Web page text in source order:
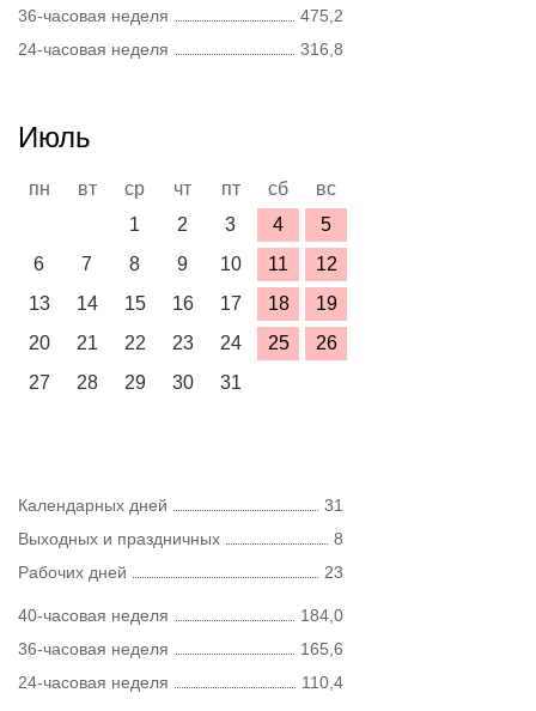
36-часовая неделя
475,2
24-часовая неделя
316,8
Июль
пн вт ср чт пт сб
вс
1
2 3 4
5
6
7 8 9 10 11
12
13
14 15 16 17 18
19
20
21 22 23 24 25
26
27
28 29 30 31
Календарных дней
31
Выходных и праздничных
8
Рабочих дней
23
40-часовая неделя
184,0
36-часовая неделя
165,6
24-часовая неделя
110,4